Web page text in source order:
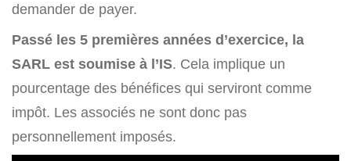
demander de payer.
Passé les 5 premières années d’exercice, la
SARL est soumise à l’IS. Cela implique un
pourcentage des bénéfices qui serviront comme
impôt. Les associés ne sont donc pas
personnellement imposés.